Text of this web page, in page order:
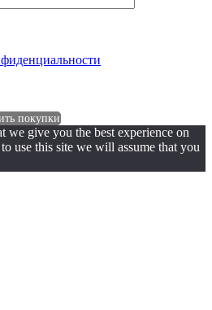
покупки
we give you the best experience on
use this site we will assume that you